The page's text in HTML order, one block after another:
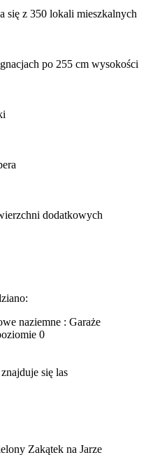
się z 350 lokali mieszkalnych
po 255 cm wysokości
dodatkowych
naziemne : Garaże
0
się las
Zakątek na Jarze